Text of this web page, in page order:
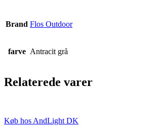
Brand Flos Outdoor
farve Antracit grå
Relaterede varer
Køb hos AndLight DK